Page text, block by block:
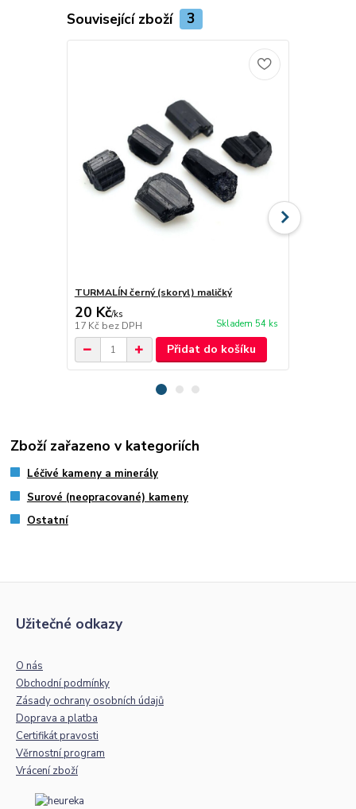
Související zboží 3
TURMALÍN černý (skoryl) maličký
20 Kč/ks
17 Kč bez DPH Skladem 54 ks
Přidat do košíku
Zboží zařazeno v kategoriích
Léčivé kameny a minerály
Surové (neopracované) kameny
Ostatní
Užitečné odkazy
O nás
Obchodní podmínky
Zásady ochrany osobních údajů
Doprava a platba
Certifikát pravosti
Věrnostní program
Vrácení zboží